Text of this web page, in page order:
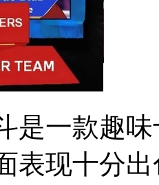
是一款趣
表现十分